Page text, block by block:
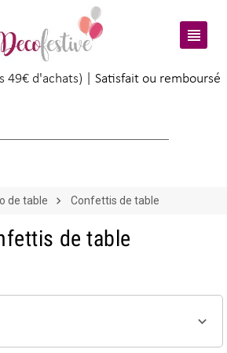

49€ d'achats) | Satisfait ou remboursé
de table Confettis de table
de table
